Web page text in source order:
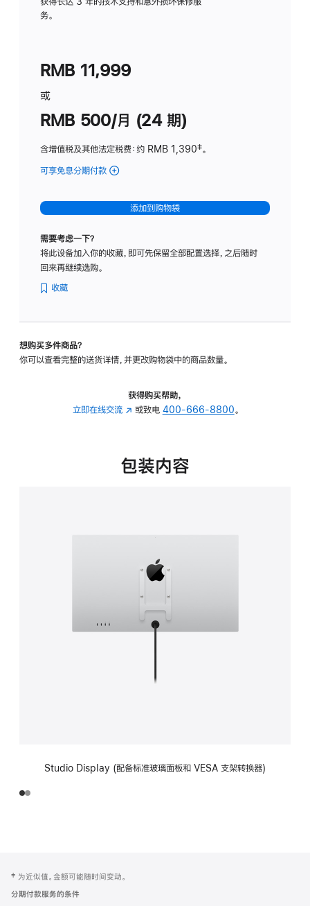
务。
RMB 11,999
或
RMB 500/月 (24 期)
含增值税及其他法定税费：约 RMB 1,390脚
‡。
可享免息分期付款 (Studio
-
标
璃
转
的
添加到购物袋
需要考虑一下？
将此设备加入你的收藏，即可先保留全部配置选择，之后随时
回来再继续选购。
收藏
想购买多件商品？
你可以查看完整的送货详情，并更改购物袋中的商品数量。
获得购买帮助，
立即在线交流 (在
中
或致电 400-666-8800。
包装内容
Studio Display (配备标准玻璃面板和 VESA 支架转换器)
页
页
注
‡ 为近似值。金额可能随时间变动。
分期付款服务的条件